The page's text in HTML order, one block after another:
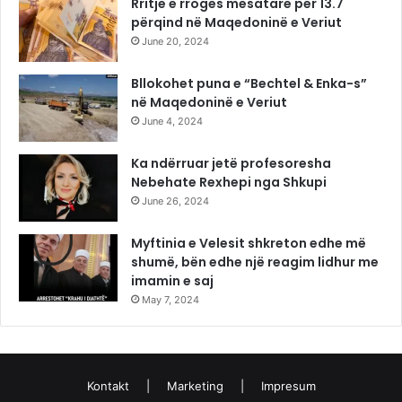
Rritje e rrogës mesatare për 13.7
përqind në Maqedoninë e Veriut
June 20, 2024
Bllokohet puna e “Bechtel & Enka-s”
në Maqedoninë e Veriut
June 4, 2024
Ka ndërruar jetë profesoresha
Nebehate Rexhepi nga Shkupi
June 26, 2024
Myftinia e Velesit shkreton edhe më
shumë, bën edhe një reagim lidhur me
imamin e saj
May 7, 2024
Kontakt Marketing Impresum